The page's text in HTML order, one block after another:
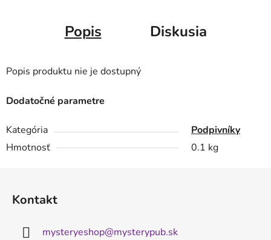
Popis Diskusia
Popis produktu nie je dostupný
Dodatočné parametre
Kategória
Podpivníky
Hmotnosť
0.1 kg
Kontakt
mysteryeshop@mysterypub.sk